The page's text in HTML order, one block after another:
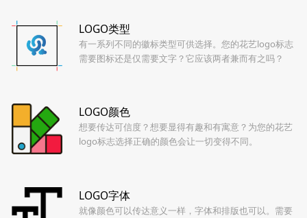
LOGO类型
有一系列不同的徽标类型可供选择。您的花艺logo标志
需要图标还是仅需要文字？它应该两者兼而有之吗？
LOGO颜色
想要传达可信度？想要显得有趣和有寓意？为您的花艺
logo标志选择正确的颜色会让一切变得不同。
LOGO字体
就像颜色可以传达意义一样，字体和排版也可以。需要